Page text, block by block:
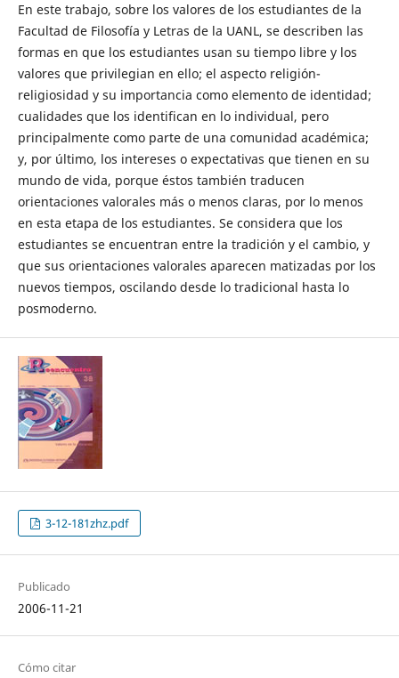
En este trabajo, sobre los valores de los estudiantes de la
Facultad de Filosofía y Letras de la UANL, se describen las
formas en que los estudiantes usan su tiempo libre y los
valores que privilegian en ello; el aspecto religión-
religiosidad y su importancia como elemento de identidad;
cualidades que los identifican en lo individual, pero
principalmente como parte de una comunidad académica;
y, por último, los intereses o expectativas que tienen en su
mundo de vida, porque éstos también traducen
orientaciones valorales más o menos claras, por lo menos
en esta etapa de los estudiantes. Se considera que los
estudiantes se encuentran entre la tradición y el cambio, y
que sus orientaciones valorales aparecen matizadas por los
nuevos tiempos, oscilando desde lo tradicional hasta lo
posmoderno.
3-12-181zhz.pdf
Publicado
2006-11-21
Cómo citar